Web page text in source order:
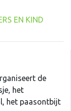
EN KIND
de
het
het paasontbijt